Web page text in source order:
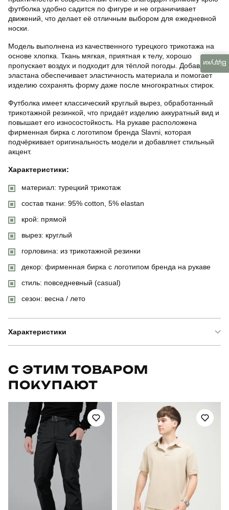
футболка удобно садится по фигуре и не ограничивает
движений, что делает её отличным выбором для ежедневной
носки.
Модель выполнена из качественного турецкого трикотажа на
основе хлопка. Ткань мягкая, приятная к телу, хорошо
пропускает воздух и подходит для тёплой погоды. Добавление
эластана обеспечивает эластичность материала и помогает
изделию сохранять форму даже после многократных стирок.
Футболка имеет классический круглый вырез, обработанный
трикотажной резинкой, что придаёт изделию аккуратный вид и
повышает его износостойкость. На рукаве расположена
фирменная бирка с логотипом бренда Slavni, которая
подчёркивает оригинальность модели и добавляет стильный
акцент.
Характеристики:
материал: турецкий трикотаж
состав ткани: 95% cotton, 5% elastan
крой: прямой
вырез: круглый
горловина: из трикотажной резинки
декор: фирменная бирка с логотипом бренда на рукаве
стиль: повседневный (casual)
сезон: весна / лето
Характеристики
Артикул
Призначення для повсякденного носіння
Стиль
Склад тканини 95% бавовна, 5% еластан
Країна - виробник
С ЭТИМ ТОВАРОМ
ПОКУПАЮТ
Відгуки